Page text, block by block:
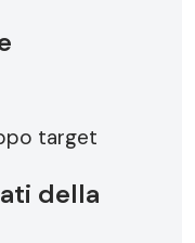
target
della